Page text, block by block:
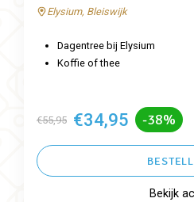
Elysium, Bleiswijk
Dagentree bij Elysium
Koffie of thee
€55,95 €34,95 -38%
Bekijk